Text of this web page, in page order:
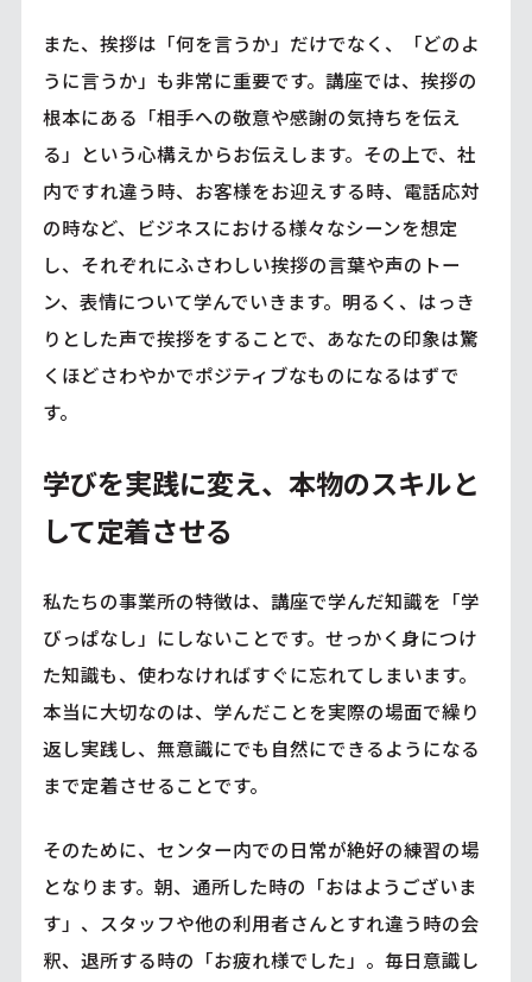
また、挨拶は「何を言うか」だけでなく、「どのよ
うに言うか」も非常に重要です。講座では、挨拶の
根本にある「相手への敬意や感謝の気持ちを伝え
る」という心構えからお伝えします。その上で、社
内ですれ違う時、お客様をお迎えする時、電話応対
の時など、ビジネスにおける様々なシーンを想定
し、それぞれにふさわしい挨拶の言葉や声のトー
ン、表情について学んでいきます。明るく、はっき
りとした声で挨拶をすることで、あなたの印象は驚
くほどさわやかでポジティブなものになるはずで
す。
学びを実践に変え、本物のスキルと
して定着させる
私たちの事業所の特徴は、講座で学んだ知識を「学
びっぱなし」にしないことです。せっかく身につけ
た知識も、使わなければすぐに忘れてしまいます。
本当に大切なのは、学んだことを実際の場面で繰り
返し実践し、無意識にでも自然にできるようになる
まで定着させることです。
そのために、センター内での日常が絶好の練習の場
となります。朝、通所した時の「おはようございま
す」、スタッフや他の利用者さんとすれ違う時の会
釈、退所する時の「お疲れ様でした」。毎日意識し